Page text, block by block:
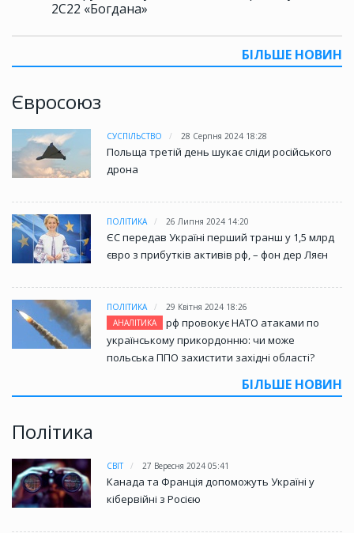
2С22 «Богдана»
БІЛЬШЕ НОВИН
Євросоюз
СУСПІЛЬСТВО 28 Серпня 2024 18:28
Польща третій день шукає сліди російського
дрона
ПОЛІТИКА 26 Липня 2024 14:20
ЄС передав Україні перший транш у 1,5 млрд
євро з прибутків активів рф, – фон дер Ляєн
ПОЛІТИКА
29 Квітня 2024 18:26
АНАЛІТИКА
рф провокує НАТО атаками по
українському прикордонню: чи може
польська ППО захистити західні області?
БІЛЬШЕ НОВИН
Політика
СВІТ 27 Вересня 2024 05:41
Канада та Франція допоможуть Україні у
кібервійні з Росією